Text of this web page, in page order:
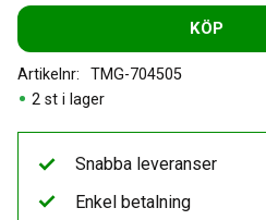
KÖP
2 st i lager
Artikelnr TMG-704505
Snabba leveranser
Enkel betalning